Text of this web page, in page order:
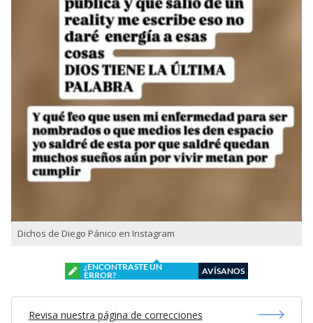
Dichos de Diego Pánico en Instagram
¿ENCONTRASTE UN
ERROR?
AVÍSANOS
Revisa nuestra página de correcciones